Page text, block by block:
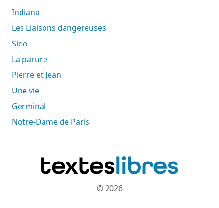
Indiana
Les Liaisons dangereuses
Sido
La parure
Pierre et Jean
Une vie
Germinal
Notre-Dame de Paris
© 2026